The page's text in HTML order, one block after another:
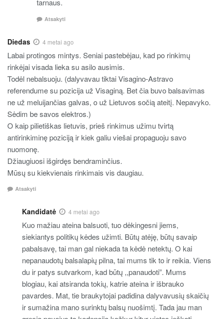
tarnaus.
Atsakyti
Diedas 4 metai ago
Labai protingos mintys. Seniai pastebėjau, kad po rinkimų
rinkėjai visada lieka su asilo ausimis.
Todėl nebalsuoju. (dalyvavau tiktai Visagino-Astravo
referendume su pozicija už Visaginą. Bet čia buvo balsavimas
ne už meluijančias galvas, o už Lietuvos sočią ateitį. Nepavyko.
Sėdim be savos elektros.)
O kaip pilietiškas lietuvis, prieš rinkimus užimu tvirtą
antirinkiminę poziciją ir kiek galiu viešai propaguoju savo
nuomonę.
Džiaugiuosi išgirdęs bendraminčius.
Mūsų su kiekvienais rinkimais vis daugiau.
Atsakyti
Kandidatė 4 metai ago
Kuo mažiau ateina balsuoti, tuo dėkingesni jiems,
siekiantys politikų kėdes užimti. Būtų atėję, būtų savaip
pabalsavę, tai man gal niekada ta kėdė netektų. O kai
nepanaudotų balsalapių pilna, tai mums tik to ir reikia. Viens
du ir patys sutvarkom, kad būtų ,,panaudoti”. Mums
blogiau, kai atsiranda tokių, katrie ateina ir išbrauko
pavardes. Mat, tie braukytojai padidina dalyvavusių skaičių
ir sumažina mano surinktų balsų nuošimtį. Tada jau man